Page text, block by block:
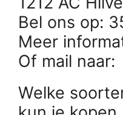
Bel ons op:
Meer
Of mail naar:
Welke